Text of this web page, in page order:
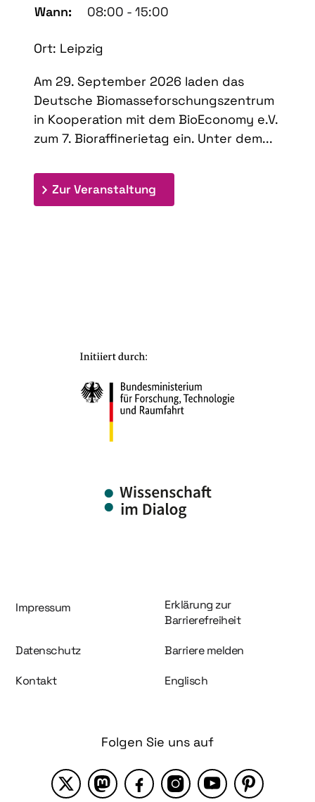
Wann:
08:00 - 15:00
Ort: Leipzig
Am 29. September 2026 laden das
Deutsche Biomasseforschungszentrum
in Kooperation mit dem BioEconomy e.V.
zum 7. Bioraffinerietag ein. Unter dem...
Zur Veranstaltung
Information und Service
Impressum
Erklärung zur
Barrierefreiheit
Datenschutz Barriere melden
Kontakt Englisch
Folgen Sie uns auf